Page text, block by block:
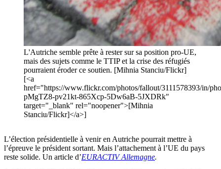
L'Autriche semble prête à rester sur sa position pro-UE,
mais des sujets comme le TTIP et la crise des réfugiés
pourraient éroder ce soutien. [Mihnia Stanciu/Flickr]
[<a
href="https://www.flickr.com/photos/fallout/3111578393/in/
pMgTZ8-pv21kt-865Xcp-5Dw6aB-5JXDRk"
target="_blank" rel="noopener">[Mihnia
Stanciu/Flickr]</a>]
L’élection présidentielle à venir en Autriche pourrait mettre à
l’épreuve le président sortant. Mais l’attachement à l’UE du pays
reste solide. Un article d’EURACTIV Allemagne.